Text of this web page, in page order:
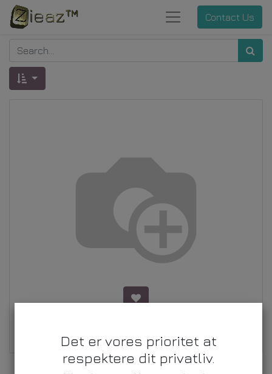
Contact Us
kr100.00
Det er vores prioritet at
respektere dit privatliv.